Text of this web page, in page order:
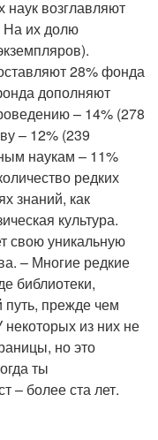
наук возглавляют
На их долю
28% фонда
дополняют
– 14% (278
– 12% (239
наукам – 11%
редких
знаний, как
культура.
свою уникальную
– Многие редкие
библиотеки,
прежде чем
некоторых из них не
но это
ты
– более ста лет.